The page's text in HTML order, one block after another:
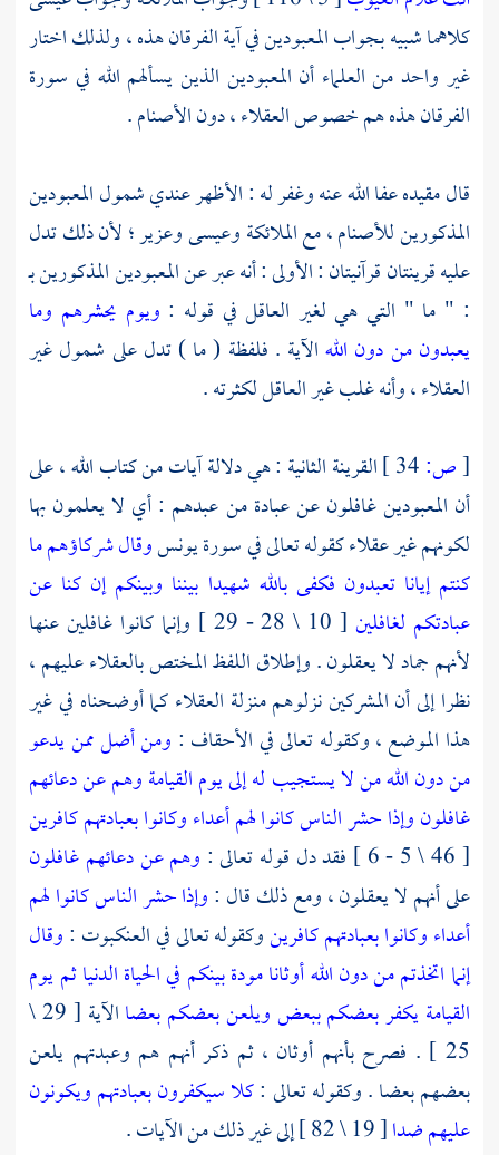
كلاهما شبيه بجواب المعبودين في آية الفرقان هذه ، ولذلك اختار
غير واحد من العلماء أن المعبودين الذين يسألهم الله في سورة
الفرقان هذه هم خصوص العقلاء ، دون الأصنام .
قال مقيده عفا الله عنه وغفر له : الأظهر عندي شمول المعبودين
المذكورين للأصنام ، مع الملائكةوعيسىوعزير؛ لأن ذلك تدل
عليه قرينتان قرآنيتان : الأولى : أنه عبر عن المعبودين المذكورين بـ
: " ما " التي هي لغير العاقل في قوله : ويوم يحشرهم وما
يعبدون من دون اللهالآية . فلفظة ( ما ) تدل على شمول غير
العقلاء ، وأنه غلب غير العاقل لكثرته .
[ص:
القرينة الثانية : هي دلالة آيات من كتاب الله ، على
أن المعبودين غافلون عن عبادة من عبدهم : أي لا يعلمون بها
لكونهم غير عقلاء كقوله تعالى في سورةيونسوقال شركاؤهم ما
كنتم إيانا تعبدون فكفى بالله شهيدا بيننا وبينكم إن كنا عن
عبادتكم لغافلين
[ 10 \ 28 - 29 ] وإنما كانوا غافلين عنها
لأنهم جماد لا يعقلون . وإطلاق اللفظ المختص بالعقلاء عليهم ،
نظرا إلى أن المشركين نزلوهم منزلة العقلاء كما أوضحناه في غير
هذا الموضع ، وكقوله تعالى في الأحقاف : ومن أضل ممن يدعو
من دون الله من لا يستجيب له إلى يوم القيامة وهم عن دعائهم
غافلونوإذا حشر الناس كانوا لهم أعداء وكانوا بعبادتهم كافرين
[ 46 \ 5 - 6 ] فقد دل قوله تعالى :
وهم عن دعائهم غافلون
على أنهم لا يعقلون ، ومع ذلك قال :وإذا حشر الناس كانوا لهم
أعداء وكانوا بعبادتهم كافرينوكقوله تعالى في العنكبوت :وقال
إنما اتخذتم من دون الله أوثانا مودة بينكم في الحياة الدنيا ثم يوم
القيامة يكفر بعضكم ببعض ويلعن بعضكم بعضا
الآية [ 29 \
25 ] . فصرح بأنهم أوثان ، ثم ذكر أنهم هم وعبدتهم يلعن
بعضهم بعضا . وكقوله تعالى :كلا سيكفرون بعبادتهم ويكونون
عليهم ضدا[ 19 \ 82 ] إلى غير ذلك من الآيات .